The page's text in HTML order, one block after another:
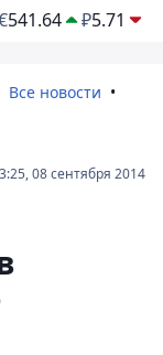
541.64 ₽5.71
Все новости
08 сентября 2014